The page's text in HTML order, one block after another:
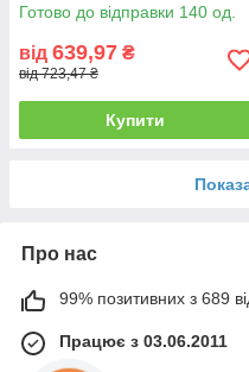
Готово до відправки 140 од.
від 639,97 ₴
від 723,47 ₴
Купити
Про нас
99% позитивних з 689
Працює з 03.06.2011